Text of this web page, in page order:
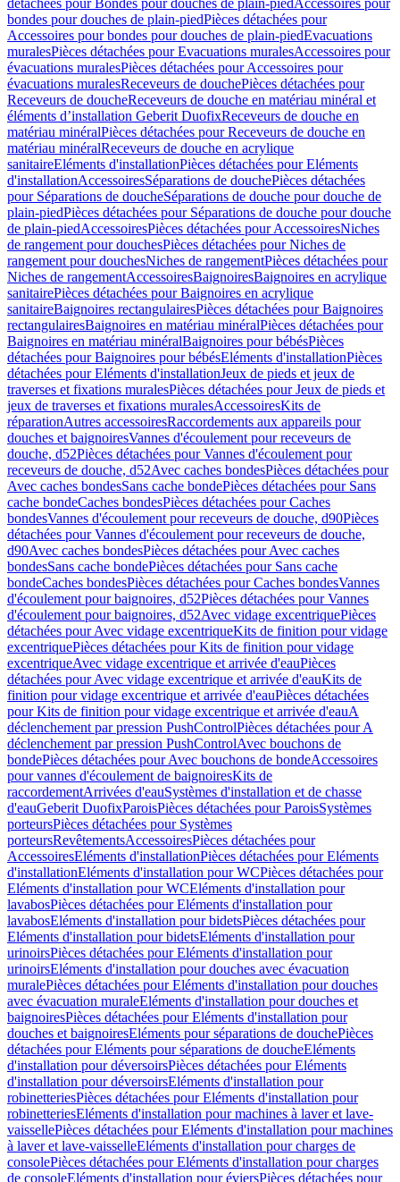
détachées pour Bondes pour douches de plain-piedAccessoires pour
bondes pour douches de plain-piedPièces détachées pour
Accessoires pour bondes pour douches de plain-piedEvacuations
muralesPièces détachées pour Evacuations muralesAccessoires pour
évacuations muralesPièces détachées pour Accessoires pour
évacuations muralesReceveurs de douchePièces détachées pour
Receveurs de doucheReceveurs de douche en matériau minéral et
éléments d’installation Geberit DuofixReceveurs de douche en
matériau minéralPièces détachées pour Receveurs de douche en
matériau minéralReceveurs de douche en acrylique
sanitaireEléments d'installationPièces détachées pour Eléments
d'installationAccessoiresSéparations de douchePièces détachées
pour Séparations de doucheSéparations de douche pour douche de
plain-piedPièces détachées pour Séparations de douche pour douche
de plain-piedAccessoiresPièces détachées pour AccessoiresNiches
de rangement pour douchesPièces détachées pour Niches de
rangement pour douchesNiches de rangementPièces détachées pour
Niches de rangementAccessoiresBaignoiresBaignoires en acrylique
sanitairePièces détachées pour Baignoires en acrylique
sanitaireBaignoires rectangulairesPièces détachées pour Baignoires
rectangulairesBaignoires en matériau minéralPièces détachées pour
Baignoires en matériau minéralBaignoires pour bébésPièces
détachées pour Baignoires pour bébésEléments d'installationPièces
détachées pour Eléments d'installationJeux de pieds et jeux de
traverses et fixations muralesPièces détachées pour Jeux de pieds et
jeux de traverses et fixations muralesAccessoiresKits de
réparationAutres accessoiresRaccordements aux appareils pour
douches et baignoiresVannes d'écoulement pour receveurs de
douche, d52Pièces détachées pour Vannes d'écoulement pour
receveurs de douche, d52Avec caches bondesPièces détachées pour
Avec caches bondesSans cache bondePièces détachées pour Sans
cache bondeCaches bondesPièces détachées pour Caches
bondesVannes d'écoulement pour receveurs de douche, d90Pièces
détachées pour Vannes d'écoulement pour receveurs de douche,
d90Avec caches bondesPièces détachées pour Avec caches
bondesSans cache bondePièces détachées pour Sans cache
bondeCaches bondesPièces détachées pour Caches bondesVannes
d'écoulement pour baignoires, d52Pièces détachées pour Vannes
d'écoulement pour baignoires, d52Avec vidage excentriquePièces
détachées pour Avec vidage excentriqueKits de finition pour vidage
excentriquePièces détachées pour Kits de finition pour vidage
excentriqueAvec vidage excentrique et arrivée d'eauPièces
détachées pour Avec vidage excentrique et arrivée d'eauKits de
finition pour vidage excentrique et arrivée d'eauPièces détachées
pour Kits de finition pour vidage excentrique et arrivée d'eauA
déclenchement par pression PushControlPièces détachées pour A
déclenchement par pression PushControlAvec bouchons de
bondePièces détachées pour Avec bouchons de bondeAccessoires
pour vannes d'écoulement de baignoiresKits de
raccordementArrivées d'eauSystèmes d'installation et de chasse
d'eauGeberit DuofixParoisPièces détachées pour ParoisSystèmes
porteursPièces détachées pour Systèmes
porteursRevêtementsAccessoiresPièces détachées pour
AccessoiresEléments d'installationPièces détachées pour Eléments
d'installationEléments d'installation pour WCPièces détachées pour
Eléments d'installation pour WCEléments d'installation pour
lavabosPièces détachées pour Eléments d'installation pour
lavabosEléments d'installation pour bidetsPièces détachées pour
Eléments d'installation pour bidetsEléments d'installation pour
urinoirsPièces détachées pour Eléments d'installation pour
urinoirsEléments d'installation pour douches avec évacuation
muralePièces détachées pour Eléments d'installation pour douches
avec évacuation muraleEléments d'installation pour douches et
baignoiresPièces détachées pour Eléments d'installation pour
douches et baignoiresEléments pour séparations de douchePièces
détachées pour Eléments pour séparations de doucheEléments
d'installation pour déversoirsPièces détachées pour Eléments
d'installation pour déversoirsEléments d'installation pour
robinetteriesPièces détachées pour Eléments d'installation pour
robinetteriesEléments d'installation pour machines à laver et lave-
vaissellePièces détachées pour Eléments d'installation pour machines
à laver et lave-vaisselleEléments d'installation pour charges de
consolePièces détachées pour Eléments d'installation pour charges
de consoleEléments d'installation pour éviersPièces détachées pour